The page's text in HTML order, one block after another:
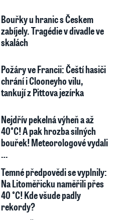
Bouřky u hranic s Českem
zabíjely. Tragédie v divadle ve
skalách
Požáry ve Francii: Čeští hasiči
chrání i Clooneyho vilu,
tankují z Pittova jezírka
Nejdřív pekelná výheň a až
40°C! A pak hrozba silných
bouřek! Meteorologové vydali
…
Temné předpovědi se vyplnily:
Na Litoměřicku naměřili přes
40 °C! Kde všude padly
rekordy?